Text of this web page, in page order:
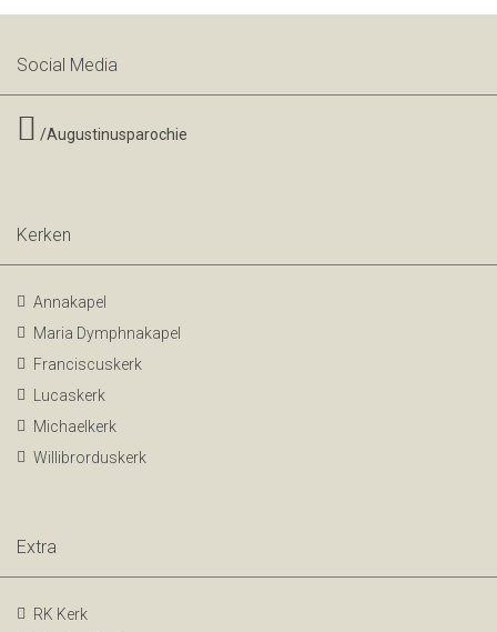
Social Media
/Augustinusparochie
Kerken
Annakapel
Maria Dymphnakapel
Franciscuskerk
Lucaskerk
Michaelkerk
Willibrorduskerk
Extra
RK Kerk